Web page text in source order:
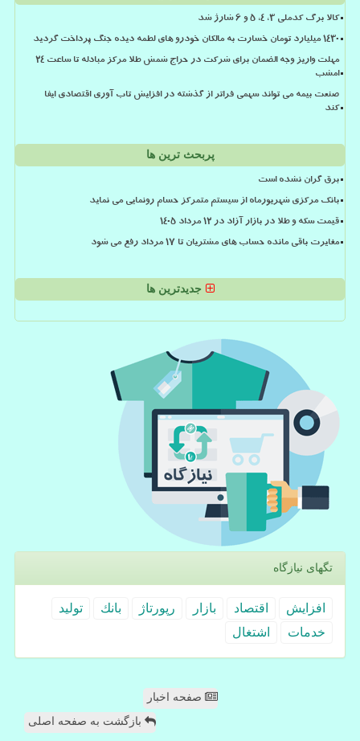
کالا برگ کدملی 3، 4، 5 و 6 شارژ شد
۱۴۳۰ میلیارد تومان خسارت به مالکان خودرو های لطمه دیده جنگ پرداخت گردید
مهلت واریز وجه الضمان برای شرکت در حراج شمش طلا مرکز مبادله تا ساعت ۲۴
امشب
صنعت بیمه می تواند سهمی فراتر از گذشته در افزایش تاب آوری اقتصادی ایفا
کند
پربحث ترین ها
برق گران نشده است
بانک مرکزی شهریورماه از سیستم متمرکز حسام رونمایی می نماید
قیمت سکه و طلا در بازار آزاد در ۱۲ مرداد ۱۴۰۵
مغایرت باقی مانده حساب های مشتریان تا 17 مرداد رفع می شود
جدیدترین ها
تگهای نیازگاه
افزایش اقتصاد بازار رپورتاژ بانك
تولید
خدمات
اشتغال
صفحه اخبار
بازگشت به صفحه اصلی